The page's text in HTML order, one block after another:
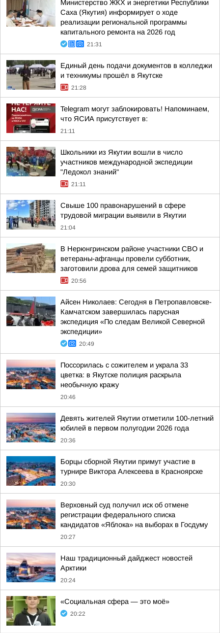
Министерство ЖКХ и энергетики Республики
Саха (Якутия) информирует о ходе
реализации региональной программы
капитального ремонта на 2026 год
21:31
Единый день подачи документов в колледжи
и техникумы прошёл в Якутске
21:28
Telegram могут заблокировать! Напоминаем,
что ЯСИА присутствует в:
21:11
Школьники из Якутии вошли в число
участников международной экспедиции
"Ледокол знаний"
21:11
Свыше 100 правонарушений в сфере
трудовой миграции выявили в Якутии
21:04
В Нерюнгринском районе участники СВО и
ветераны-афганцы провели субботник,
заготовили дрова для семей защитников
20:56
Айсен Николаев: Сегодня в Петропавловске-
Камчатском завершилась парусная
экспедиция «По следам Великой Северной
экспедиции»
20:49
Поссорилась с сожителем и украла 33
цветка: в Якутске полиция раскрыла
необычную кражу
20:46
Девять жителей Якутии отметили 100-летний
юбилей в первом полугодии 2026 года
20:36
Борцы сборной Якутии примут участие в
турнире Виктора Алексеева в Красноярске
20:30
Верховный суд получил иск об отмене
регистрации федерального списка
кандидатов «Яблока» на выборах в Госдуму
20:27
Наш традиционный дайджест новостей
Арктики
20:24
«Социальная сфера — это моё»
20:22